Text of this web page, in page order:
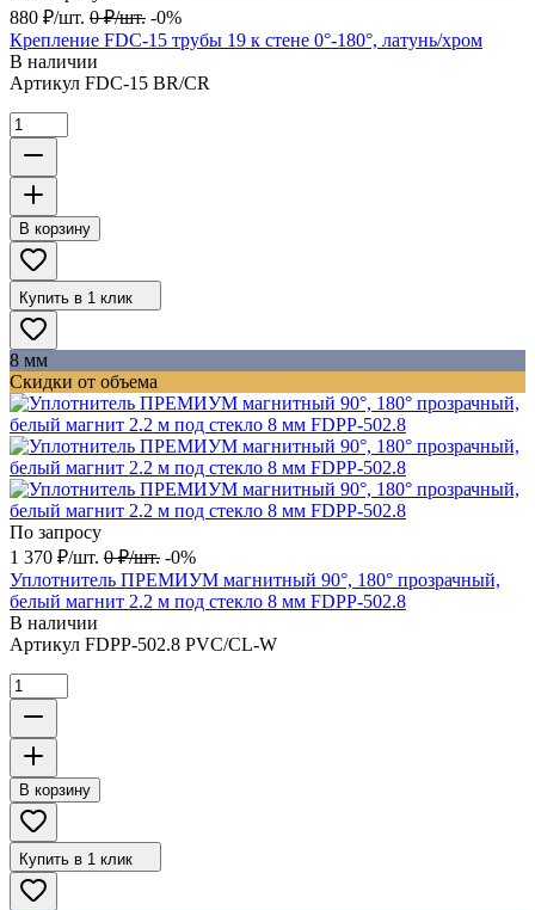
880 ₽/шт. 0 ₽/шт. -0%
Крепление FDC-15 трубы 19 к стене 0°-180°, латунь/хром
В наличии
Артикул FDC-15 BR/CR
В корзину
Купить в 1 клик
8 мм
Скидки от объема
По запросу
1 370 ₽/шт. 0 ₽/шт. -0%
Уплотнитель ПРЕМИУМ магнитный 90°, 180° прозрачный,
белый магнит 2.2 м под стекло 8 мм FDPP-502.8
В наличии
Артикул FDPP-502.8 PVC/CL-W
В корзину
Купить в 1 клик